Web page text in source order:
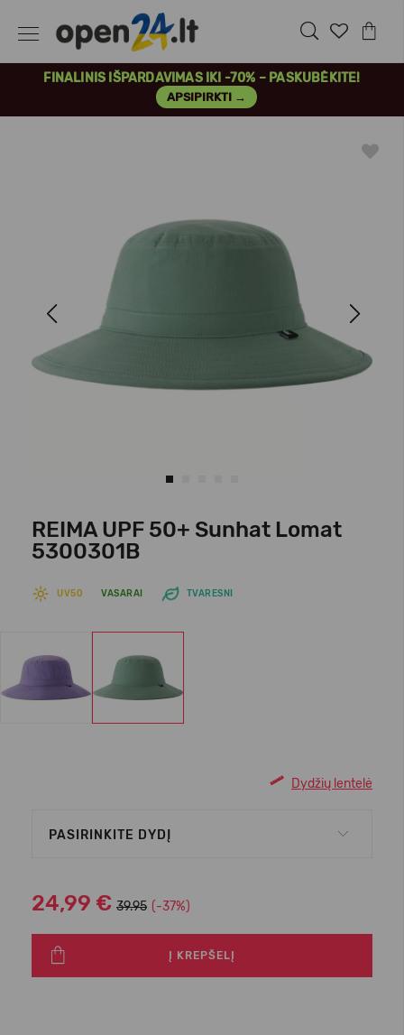
FINALINIS IŠPARDAVIMAS IKI -70% – PASKUBĖKITE!
APSIPIRKTI →
Previous Next
REIMA UPF 50+ Sunhat Lomat
5300301B
UV50 VASARAI TVARESNI
Dydžių lentelė
PASIRINKITE DYDĮ
24,99 € 39.95 (-37%)
Į KREPŠELĮ